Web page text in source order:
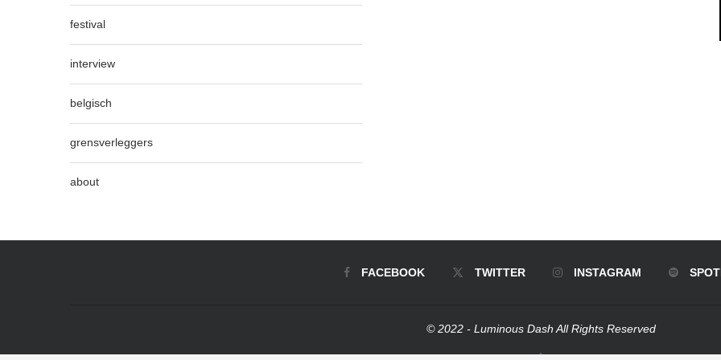
festival
interview
belgisch
grensverleggers
about
FACEBOOK TWITTER INSTAGRAM
© 2022 - Luminous Dash All Rights Reserved